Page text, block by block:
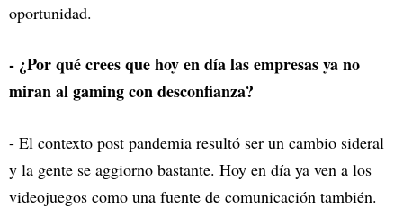
oportunidad.
- ¿Por qué crees que hoy en día las empresas ya no
miran al gaming con desconfianza?
- El contexto post pandemia resultó ser un cambio sideral
y la gente se aggiorno bastante. Hoy en día ya ven a los
videojuegos como una fuente de comunicación también.